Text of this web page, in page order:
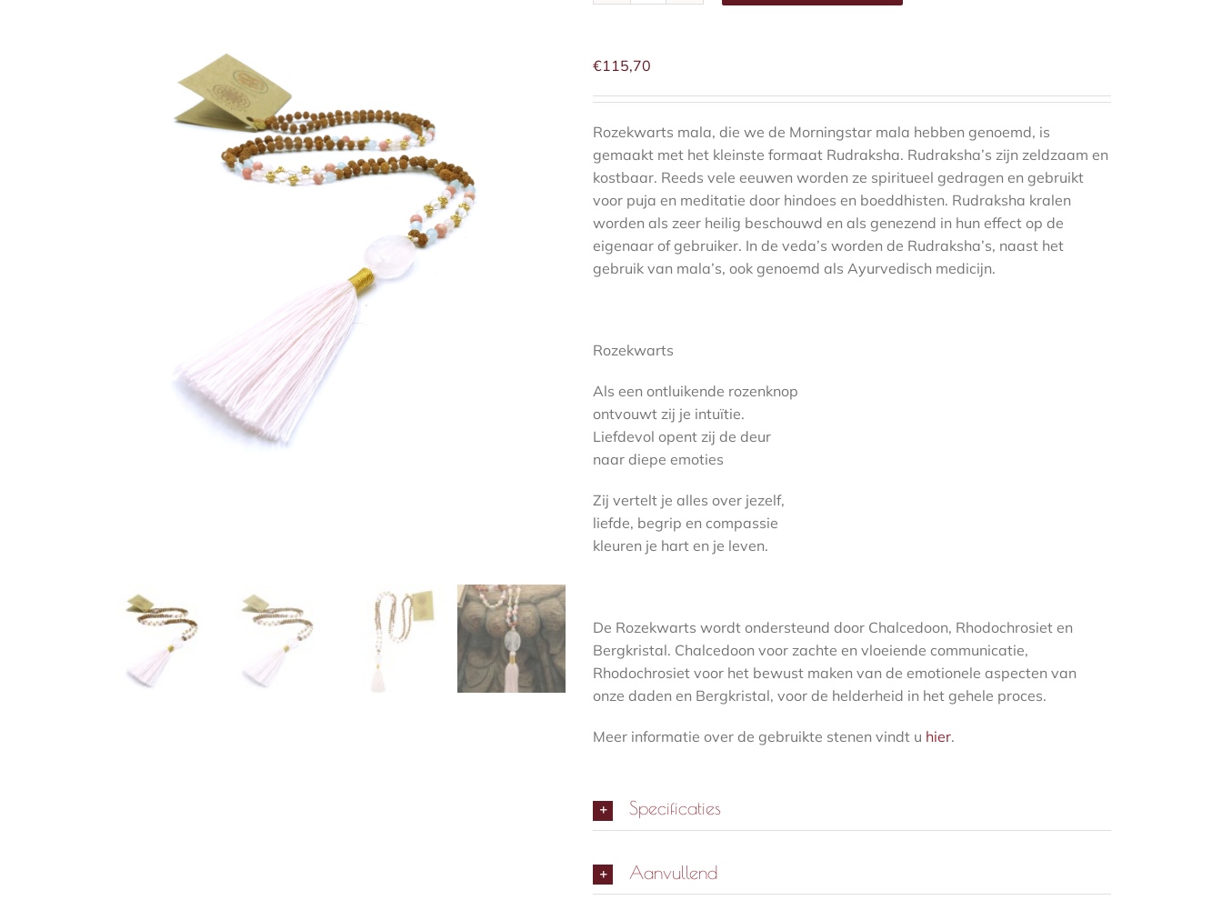
€115,70
Rozekwarts mala, die we de Morningstar mala hebben genoemd, is
gemaakt met het kleinste formaat Rudraksha. Rudraksha’s zijn zeldzaam en
kostbaar. Reeds vele eeuwen worden ze spiritueel gedragen en gebruikt
voor puja en meditatie door hindoes en boeddhisten. Rudraksha kralen
worden als zeer heilig beschouwd en als genezend in hun effect op de
eigenaar of gebruiker. In de veda’s worden de Rudraksha’s, naast het
gebruik van mala’s, ook genoemd als Ayurvedisch medicijn.
Rozekwarts
Als een ontluikende rozenknop
ontvouwt zij je intuïtie.
Liefdevol opent zij de deur
naar diepe emoties
Zij vertelt je alles over jezelf,
liefde, begrip en compassie
kleuren je hart en je leven.
De Rozekwarts wordt ondersteund door Chalcedoon, Rhodochrosiet en
Bergkristal. Chalcedoon voor zachte en vloeiende communicatie,
Rhodochrosiet voor het bewust maken van de emotionele aspecten van
onze daden en Bergkristal, voor de helderheid in het gehele proces.
Meer informatie over de gebruikte stenen vindt u hier.
Specificaties
Aanvullend